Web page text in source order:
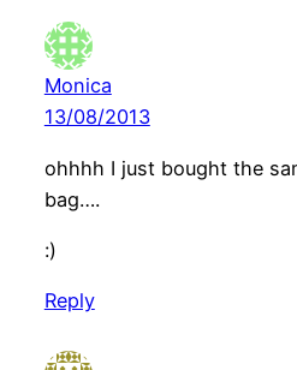
Monica
13/08/2013
ohhhh I just bought the
bag….
:)
Reply